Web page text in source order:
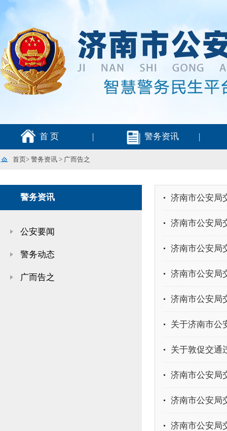
首 页 | 警务资讯 |
首页> 警务资讯 > 广而告之
警务资讯
公安要闻
警务动态
广而告之
济南市公安局
济南市公安局
济南市公安局
济南市公安局
济南市公安局
关于济南市公
关于敦促交通
济南市公安局
济南市公安局
济南市公安局